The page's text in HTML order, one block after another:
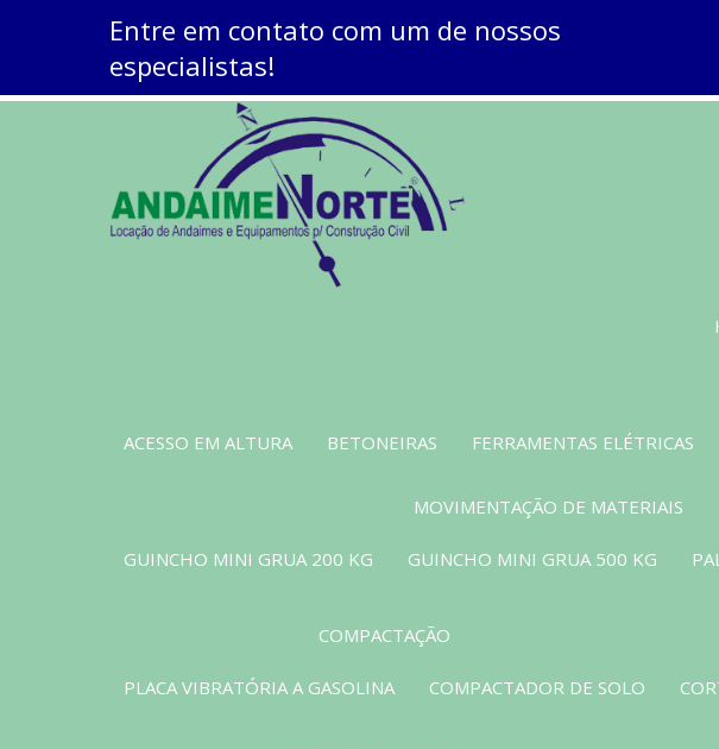
Entre em contato com um de nossos
especialistas!
ACESSO EM ALTURA BETONEIRAS FERRAMENTAS ELÉTRICAS
MOVIMENTAÇÃO DE MATERIAIS
GUINCHO MINI GRUA 200 KG GUINCHO MINI GRUA 500 KG
COMPACTAÇÃO
PLACA VIBRATÓRIA A GASOLINA COMPACTADOR DE SOLO